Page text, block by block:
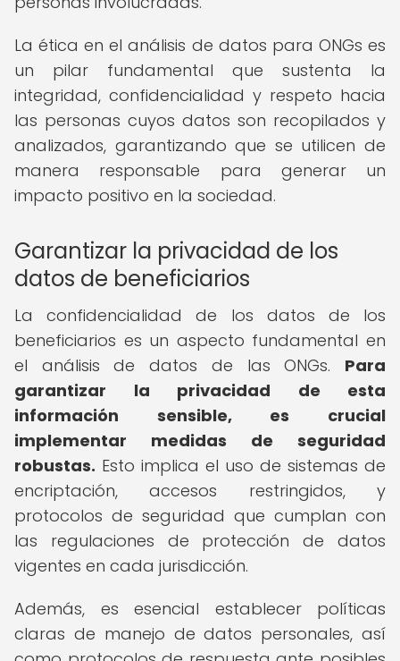
La ética en el análisis de datos para ONGs es
un pilar fundamental que sustenta la
integridad, confidencialidad y respeto hacia
las personas cuyos datos son recopilados y
analizados, garantizando que se utilicen de
manera responsable para generar un
impacto positivo en la sociedad.
Garantizar la privacidad de los
datos de beneficiarios
La confidencialidad de los datos de los
beneficiarios es un aspecto fundamental en
el análisis de datos de las ONGs. Para
garantizar la privacidad de esta
información sensible, es crucial
implementar medidas de seguridad
robustas. Esto implica el uso de sistemas de
encriptación, accesos restringidos, y
protocolos de seguridad que cumplan con
las regulaciones de protección de datos
vigentes en cada jurisdicción.
Además, es esencial establecer políticas
claras de manejo de datos personales, así